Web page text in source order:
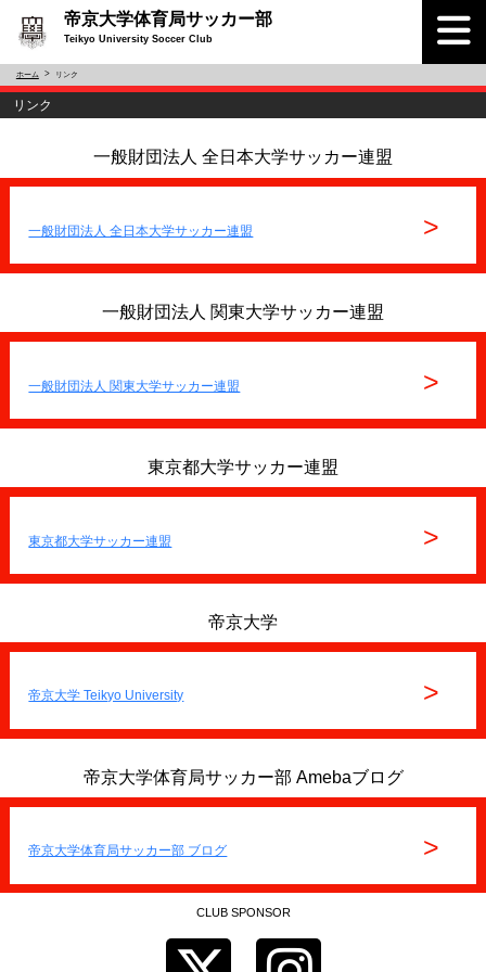
帝京大学体育局サッカー部
Teikyo University Soccer Club
ホーム リンク
リンク
一般財団法人 全日本大学サッカー連盟
一般財団法人 全日本大学サッカー連盟 >
一般財団法人 関東大学サッカー連盟
一般財団法人 関東大学サッカー連盟 >
東京都大学サッカー連盟
東京都大学サッカー連盟 >
帝京大学
帝京大学 Teikyo University >
帝京大学体育局サッカー部 Amebaブログ
帝京大学体育局サッカー部 ブログ >
CLUB SPONSOR